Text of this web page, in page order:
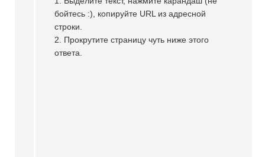
бойтесь :), копируйте URL из адресной
строки.
2. Прокрутите страницу чуть ниже этого
ответа.